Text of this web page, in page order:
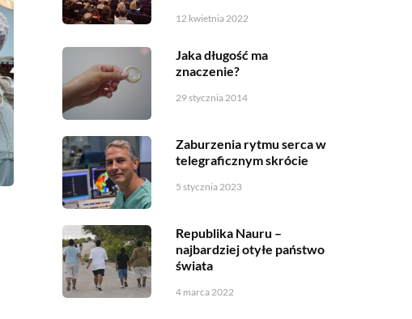
12 kwietnia 2022
Jaka długość ma
znaczenie?
29 stycznia 2014
Zaburzenia rytmu serca w
telegraficznym skrócie
5 stycznia 2023
Republika Nauru –
najbardziej otyłe państwo
świata
4 marca 2022